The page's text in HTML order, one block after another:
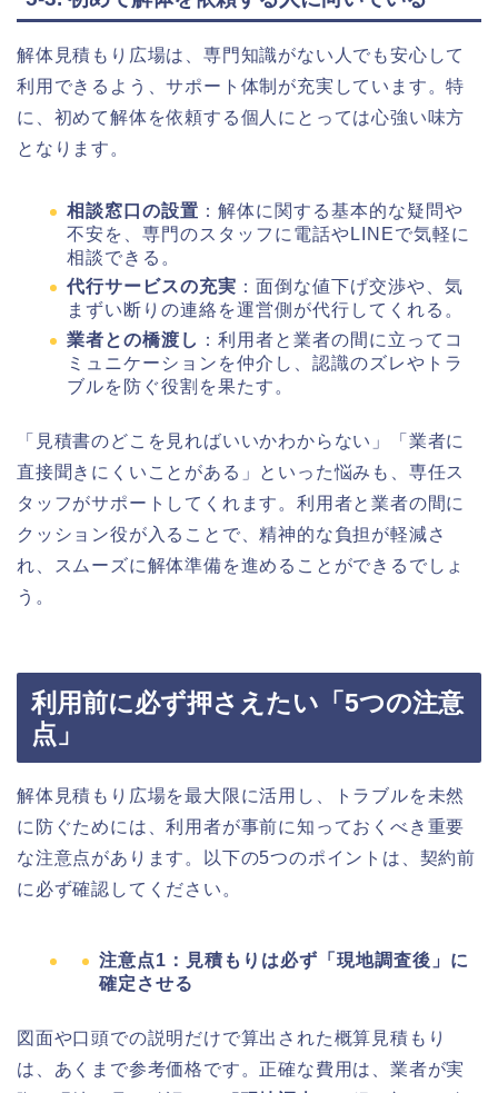
解体見積もり広場は、専門知識がない人でも安心して
利用できるよう、サポート体制が充実しています。特
に、初めて解体を依頼する個人にとっては心強い味方
となります。
相談窓口の設置 ：解体に関する基本的な疑問や
不安を、専門のスタッフに電話やLINEで気軽に
相談できる。
代行サービスの充実 ：面倒な値下げ交渉や、気
まずい断りの連絡を運営側が代行してくれる。
業者との橋渡し ：利用者と業者の間に立ってコ
ミュニケーションを仲介し、認識のズレやトラ
ブルを防ぐ役割を果たす。
「見積書のどこを見ればいいかわからない」「業者に
直接聞きにくいことがある」といった悩みも、専任ス
タッフがサポートしてくれます。利用者と業者の間に
クッション役が入ることで、精神的な負担が軽減さ
れ、スムーズに解体準備を進めることができるでしょ
う。
利用前に必ず押さえたい「5つの注意
点」
解体見積もり広場を最大限に活用し、トラブルを未然
に防ぐためには、利用者が事前に知っておくべき重要
な注意点があります。以下の5つのポイントは、契約前
に必ず確認してください。
注意点1：見積もりは必ず「現地調査後」に
確定させる
図面や口頭での説明だけで算出された概算見積もり
は、あくまで参考価格です。正確な費用は、業者が実